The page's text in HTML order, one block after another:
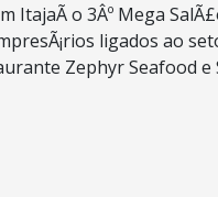
ItajaÃ­ o 3Âº Mega
ligados ao
Zephyr Seafood e